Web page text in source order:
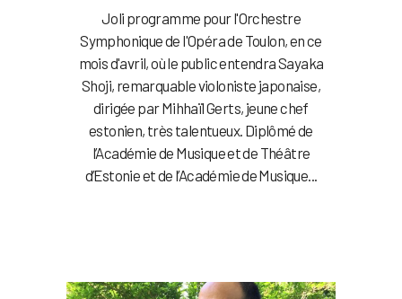
Joli programme pour l'Orchestre
Symphonique de l'Opéra de Toulon, en ce
mois d'avril, où le public entendra Sayaka
Shoji, remarquable violoniste japonaise,
dirigée par Mihhaïl Gerts, jeune chef
estonien, très talentueux. Diplômé de
l’Académie de Musique et de Théâtre
d’Estonie et de l’Académie de Musique...